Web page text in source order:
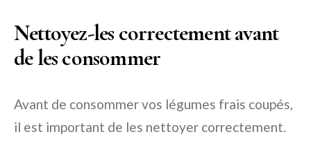
Nettoyez-les correctement avant
de les consommer
Avant de consommer vos légumes frais coupés,
il est important de les nettoyer correctement.